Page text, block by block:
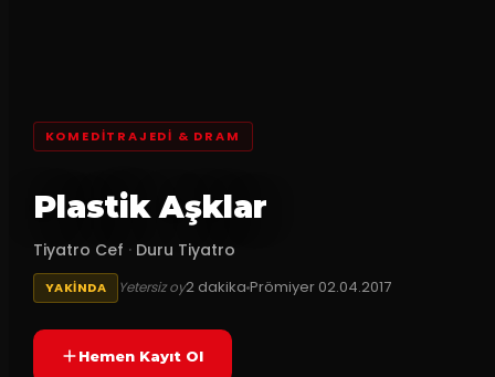
KOMEDITRAJEDI & DRAM
Plastik Aşklar
Tiyatro Cef · Duru Tiyatro
YAKINDA Yetersiz oy2 dakikaPrömiyer 02.04.2017
Hemen Kayıt Ol